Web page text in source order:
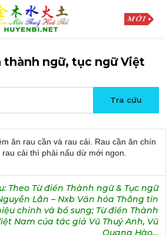
thành ngữ, tục ngữ Việt
ăn rau cần và rau cải. Rau cần ăn chín
cải thì phải nấu dừ mới ngon.
Theo Từ điển Thành ngữ & Tục ngữ
Lân – Nxb Văn hóa Thông tin
chỉnh và bổ sung; Từ điển Thành
Nam của tác giả Vũ Thuý Anh, Vũ
Quang Hào…